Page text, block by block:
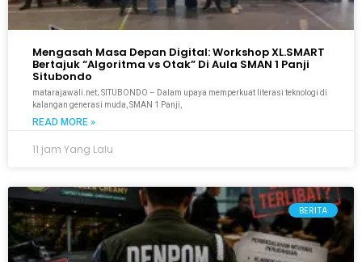
Mengasah Masa Depan Digital: Workshop XL.SMART
Bertajuk “Algoritma vs Otak” Di Aula SMAN 1 Panji
Situbondo
matarajawali.net; SITUBONDO – Dalam upaya memperkuat literasi teknologi di
kalangan generasi muda, SMAN 1 Panji,
READ MORE »
11 jam Yang Lalu
BERITA